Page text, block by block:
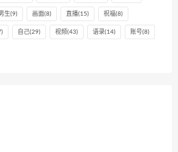
生(9) 画面(8) 直播(15) 祝福(8)
自己(29) 视频(43) 语录(14) 账号(8)